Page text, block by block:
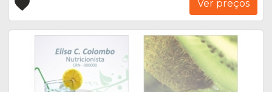
Ver preços